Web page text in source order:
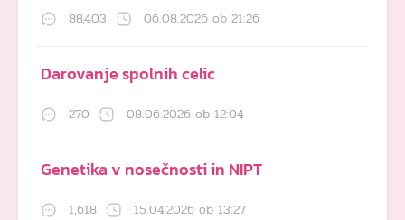
88,403 06.08.2026 ob 21:26
Darovanje spolnih celic
270 08.06.2026 ob 12:04
Genetika v nosečnosti in NIPT
1,618 15.04.2026 ob 13:27